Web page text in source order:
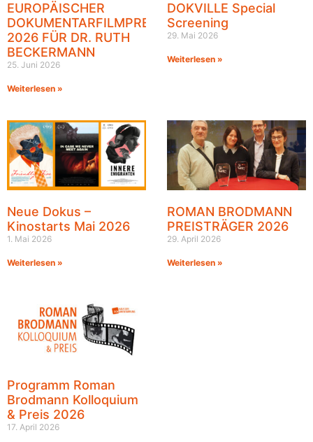
EUROPÄISCHER
DOKUMENTARFILMPREIS
2026 FÜR DR. RUTH
BECKERMANN
25. Juni 2026
Weiterlesen »
DOKVILLE Special
Screening
29. Mai 2026
Weiterlesen »
Neue Dokus –
Kinostarts Mai 2026
1. Mai 2026
Weiterlesen »
ROMAN BRODMANN
PREISTRÄGER 2026
29. April 2026
Weiterlesen »
Programm Roman
Brodmann Kolloquium
& Preis 2026
17. April 2026